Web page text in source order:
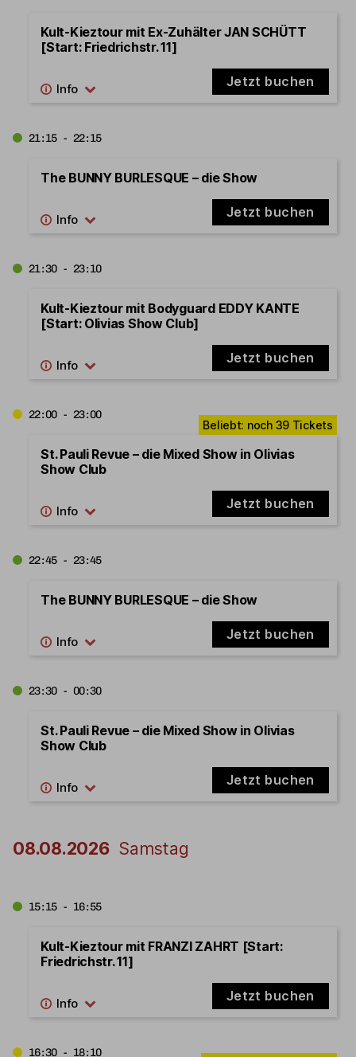
Kult-Kieztour mit Ex-Zuhälter JAN SCHÜTT
[Start: Friedrichstr. 11]
Jetzt buchen
21:15 - 22:15
The BUNNY BURLESQUE – die Show
Jetzt buchen
21:30 - 23:10
Kult-Kieztour mit Bodyguard EDDY KANTE
[Start: Olivias Show Club]
Jetzt buchen
22:00 - 23:00
St. Pauli Revue – die Mixed Show in Olivias
Show Club
Jetzt buchen
22:45 - 23:45
The BUNNY BURLESQUE – die Show
Jetzt buchen
23:30 - 00:30
St. Pauli Revue – die Mixed Show in Olivias
Show Club
Jetzt buchen
08.08.2026 Samstag
15:15 - 16:55
Kult-Kieztour mit FRANZI ZAHRT [Start:
Friedrichstr. 11]
Jetzt buchen
16:30 - 18:10